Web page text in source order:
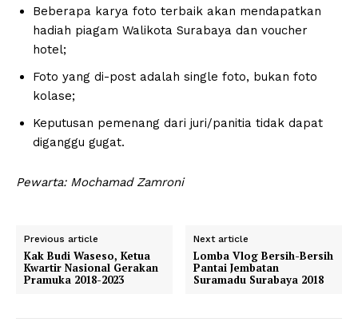
Beberapa karya foto terbaik akan mendapatkan
hadiah piagam Walikota Surabaya dan voucher
hotel;
Foto yang di-post adalah single foto, bukan foto
kolase;
Keputusan pemenang dari juri/panitia tidak dapat
diganggu gugat.
Pewarta: Mochamad Zamroni
Previous article
Kak Budi Waseso, Ketua
Kwartir Nasional Gerakan
Pramuka 2018-2023
Next article
Lomba Vlog Bersih-Bersih
Pantai Jembatan
Suramadu Surabaya 2018